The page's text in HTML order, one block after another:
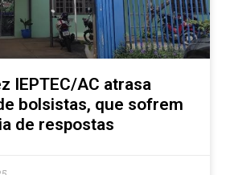
IEPTEC/AC atrasa
bolsistas, que sofrem
de respostas